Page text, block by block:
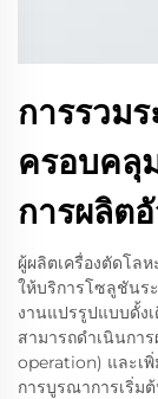
การรวม
ครอบคลุ
การผลิต
ผู้ผลิตเครื่องตัดโล
ให้บริการโซลูชันร
งานแปรรูปแบบดั้ง
สามารถดำเนินกา
operation) และเ
การบูรณาการเริ่ม